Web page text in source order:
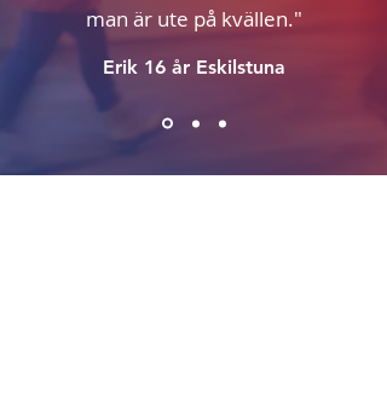
man är ute på kvällen."
Erik 16 år Eskilstuna